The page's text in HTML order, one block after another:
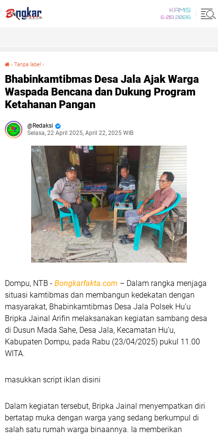
KAMIS
6 08 2026
› Tanpa label ›
Bhabinkamtibmas Desa Jala Ajak Warga
Waspada Bencana dan Dukung Program
Ketahanan Pangan
Redaksi
Selasa, 22 April 2025, April 22, 2025 WIB
Dompu, NTB - Bongkarfakta.com – Dalam rangka menjaga
situasi kamtibmas dan membangun kedekatan dengan
masyarakat, Bhabinkamtibmas Desa Jala Polsek Hu’u
Bripka Jainal Arifin melaksanakan kegiatan sambang desa
di Dusun Mada Sahe, Desa Jala, Kecamatan Hu’u,
Kabupaten Dompu, pada Rabu (23/04/2025) pukul 11.00
WITA.
masukkan script iklan disini
Dalam kegiatan tersebut, Bripka Jainal menyempatkan diri
bertatap muka dengan warga yang sedang berkumpul di
salah satu rumah warga binaannya. Ia memberikan